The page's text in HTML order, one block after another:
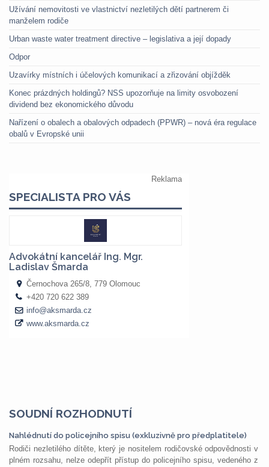
Užívání nemovitosti ve vlastnictví nezletilých dětí partnerem či
manželem rodiče
Urban waste water treatment directive – legislativa a její dopady
Odpor
Uzavírky místních i účelových komunikací a zřizování objížděk
Konec prázdných holdingů? NSS upozorňuje na limity osvobození
dividend bez ekonomického důvodu
Nařízení o obalech a obalových odpadech (PPWR) – nová éra regulace
obalů v Evropské unii
SOUDNÍ ROZHODNUTÍ
Nahlédnutí do policejního spisu (exkluzivně pro předplatitele)
Rodiči nezletilého dítěte, který je nositelem rodičovské odpovědnosti v
plném rozsahu, nelze odepřít přístup do policejního spisu, vedeného z